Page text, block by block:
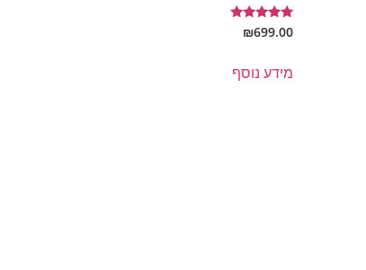
דורג
5.00
₪699.00
מידע נוסף